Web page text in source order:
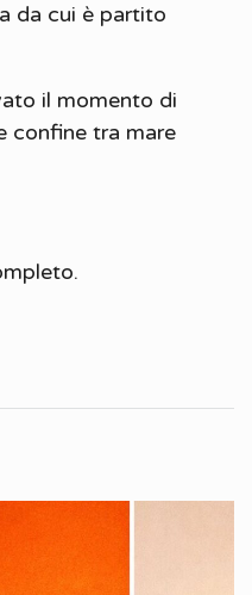
da cui è partito
il momento di
confine tra mare